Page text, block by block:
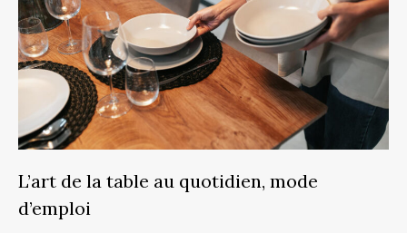
L’art de la table au quotidien, mode
d’emploi